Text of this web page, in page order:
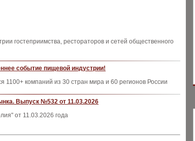
гостеприимства, рестораторов и сетей общественного
событие пищевой индустрии!
1100+ компаний из 30 стран мира и 60 регионов России
Выпуск №532 от 11.03.2026
от 11.03.2026 года